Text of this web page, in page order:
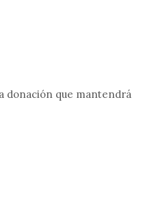
donación que mantendrá